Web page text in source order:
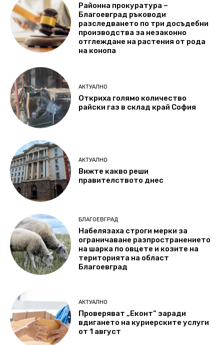
Районна прокуратура –
Благоевград ръководи
разследването по три досъдебни
производства за незаконно
отглеждане на растения от рода
на конопа
АКТУАЛНО
Откриха голямо количество
райски газ в склад край София
АКТУАЛНО
Вижте какво реши
правителството днес
БЛАГОЕВГРАД
Набелязаха строги мерки за
ограничаване разпространението
на шарка по овцете и козите на
територията на област
Благоевград
АКТУАЛНО
Проверяват „Еконт“ заради
вдигането на куриерските услуги
от 1 август